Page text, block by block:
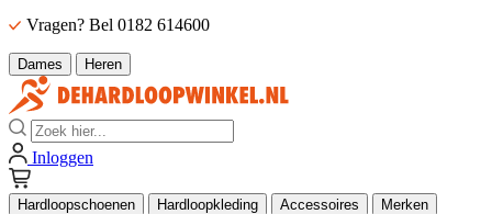
Vragen? Bel 0182 614600
Dames Heren
Zoek
Inloggen
Hardloopschoenen Hardloopkleding Accessoires
Merken